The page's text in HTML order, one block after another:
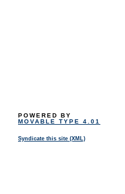
POWERED BY
MOVABLE TYPE 4.01
Syndicate this site (XML)